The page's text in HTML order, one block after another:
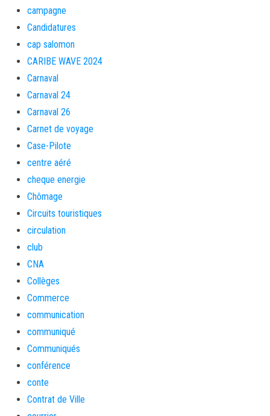
campagne
Candidatures
cap salomon
CARIBE WAVE 2024
Carnaval
Carnaval 24
Carnaval 26
Carnet de voyage
Case-Pilote
centre aéré
cheque energie
Chômage
Circuits touristiques
circulation
club
CNA
Collèges
Commerce
communication
communiqué
Communiqués
conférence
conte
Contrat de Ville